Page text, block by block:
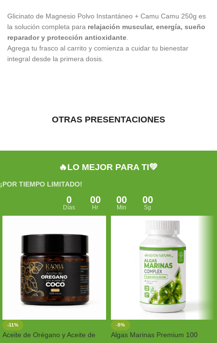
Glicinato de Magnesio Polvo Instantáneo + Camu Camu 250g es
la solución completa para relajación muscular, energía, sueño
reparador y protección antioxidante
Agrega tu frasco al carrito y comienza a cuidar tu bienestar
integral desde la primera dosis.
OTRAS PRESENTACIONES
🔥LO MEJOR PARA TI💚
¡POR TIEMPO LIMITADO!
0
Días
00
Hr
00
Min
00
Sg
-11%
Aceite de Orégano y Aceite de
-5%
Algas Marinas Premium 100